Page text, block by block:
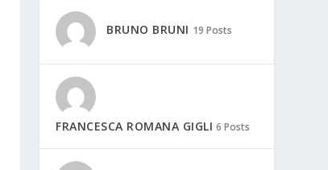
BRUNO BRUNI 19 Posts
FRANCESCA ROMANA GIGLI 6 Posts